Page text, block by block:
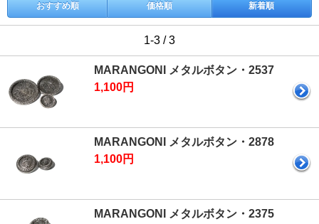
おすすめ順 価格順 新着順
1-3 / 3
MARANGONI メタルボタン・2537
1,100円
MARANGONI メタルボタン・2878
1,100円
MARANGONI メタルボタン・2375